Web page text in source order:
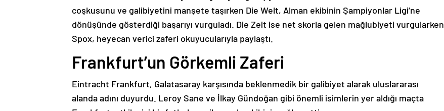
coşkusunu ve galibiyetini manşete taşırken Die Welt, Alman ekibinin Şampiyonlar Ligi’ne
dönüşünde gösterdiği başarıyı vurguladı. Die Zeit ise net skorla gelen mağlubiyeti vurgularken
Spox, heyecan verici zaferi okuyucularıyla paylaştı.
Frankfurt’un Görkemli Zaferi
Eintracht Frankfurt, Galatasaray karşısında beklenmedik bir galibiyet alarak uluslararası
alanda adını duyurdu. Leroy Sane ve İlkay Gündoğan gibi önemli isimlerin yer aldığı maçta